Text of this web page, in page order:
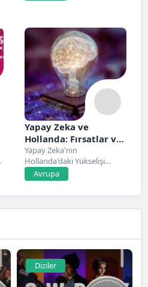
Yapay Zeka ve
Hollanda: Fırsatlar ve
Zorluklar
Yapay Zeka'nın
Hollanda'daki Yükselişi
Hollanda, son yıllarda yapay
zeka alanında...
Avrupa
Diziler